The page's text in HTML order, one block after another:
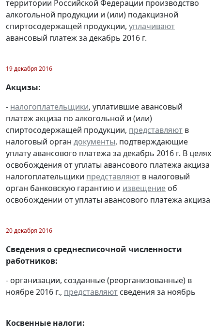
территории Российской Федерации производство
алкогольной продукции и (или) подакцизной
спиртосодержащей продукции, уплачивают
авансовый платеж за декабрь 2016 г.
19 декабря 2016
Акцизы:
- налогоплательщики, уплатившие авансовый
платеж акциза по алкогольной и (или)
спиртосодержащей продукции, представляют в
налоговый орган документы, подтверждающие
уплату авансового платежа за декабрь 2016 г. В целях
освобождения от уплаты авансового платежа акциза
налогоплательщики представляют в налоговый
орган банковскую гарантию и извещение об
освобождении от уплаты авансового платежа акциза
20 декабря 2016
Сведения о среднесписочной численности
работников:
- организации, созданные (реорганизованные) в
ноябре 2016 г., представляют сведения за ноябрь
Косвенные налоги: